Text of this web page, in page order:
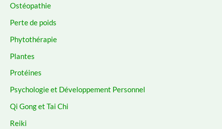
Ostéopathie
Perte de poids
Phytothérapie
Plantes
Protéines
Psychologie et Développement Personnel
Qi Gong et Tai Chi
Reiki